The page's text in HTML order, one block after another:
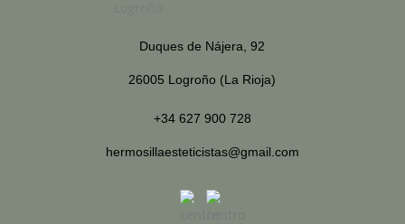
Duques de Nájera, 92
26005 Logroño (La Rioja)
+34 627 900 728
hermosillaesteticistas@gmail.com